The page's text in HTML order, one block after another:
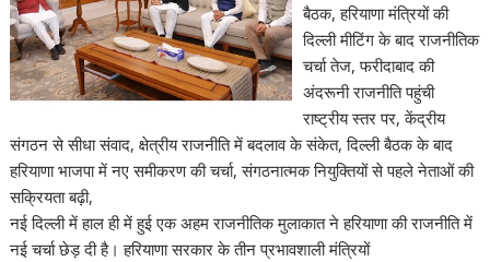
बैठक, हरियाणा मंत्रियों की
दिल्ली मीटिंग के बाद राजनीतिक
चर्चा तेज, फरीदाबाद की
अंदरूनी राजनीति पहुंची
राष्ट्रीय स्तर पर, केंद्रीय
संगठन से सीधा संवाद, क्षेत्रीय राजनीति में बदलाव के संकेत, दिल्ली बैठक के बाद
हरियाणा भाजपा में नए समीकरण की चर्चा, संगठनात्मक नियुक्तियों से पहले नेताओं की
सक्रियता बढ़ी,
नई दिल्ली में हाल ही में हुई एक अहम राजनीतिक मुलाकात ने हरियाणा की राजनीति में
नई चर्चा छेड़ दी है। हरियाणा सरकार के तीन प्रभावशाली मंत्रियों